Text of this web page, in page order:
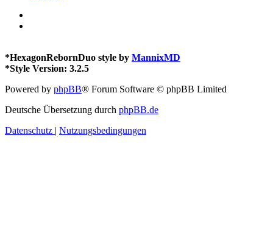
*HexagonRebornDuo style by MannixMD
*Style Version: 3.2.5
Powered by phpBB® Forum Software © phpBB Limited
Deutsche Übersetzung durch phpBB.de
Datenschutz | Nutzungsbedingungen